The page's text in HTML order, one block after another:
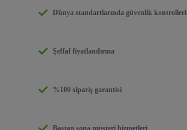
Dünya standartlarında güvenlik kontrolleri
Şeffaf fiyatlandırma
%100 sipariş garantisi